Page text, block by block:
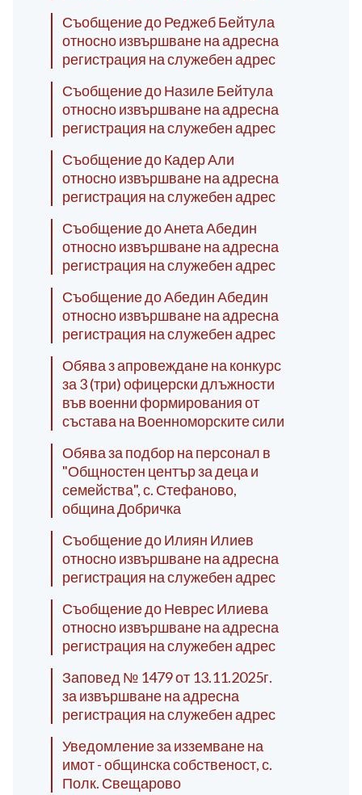
Съобщение до Реджеб Бейтула
относно извършване на адресна
регистрация на служебен адрес
Съобщение до Назиле Бейтула
относно извършване на адресна
регистрация на служебен адрес
Съобщение до Кадер Али
относно извършване на адресна
регистрация на служебен адрес
Съобщение до Анета Абедин
относно извършване на адресна
регистрация на служебен адрес
Съобщение до Абедин Абедин
относно извършване на адресна
регистрация на служебен адрес
Обява з апровеждане на конкурс
за 3 (три) офицерски длъжности
във военни формирования от
състава на Военноморските сили
Обява за подбор на персонал в
"Общностен център за деца и
семейства", с. Стефаново,
община Добричка
Съобщение до Илиян Илиев
относно извършване на адресна
регистрация на служебен адрес
Съобщение до Неврес Илиева
относно извършване на адресна
регистрация на служебен адрес
Заповед № 1479 от 13.11.2025г.
за извършване на адресна
регистрация на служебен адрес
Уведомление за изземване на
имот - общинска собственост, с.
Полк. Свещарово